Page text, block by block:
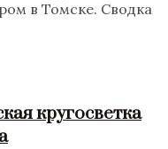
в Томске. Сводка
кругосветка